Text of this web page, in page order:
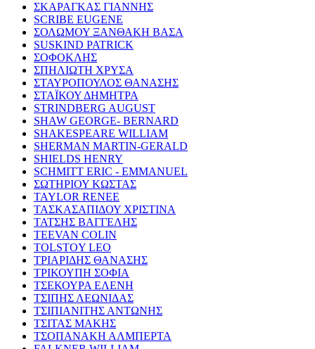
ΣΚΑΡΑΓΚΑΣ ΓΙΑΝΝΗΣ
SCRIBE EUGENE
ΣΟΛΩΜΟΥ ΞΑΝΘΑΚΗ ΒΑΣΑ
SUSKIND PATRICK
ΣΟΦΟΚΛΗΣ
ΣΠΗΛΙΩΤΗ ΧΡΥΣΑ
ΣΤΑΥΡΟΠΟΥΛΟΣ ΘΑΝΑΣΗΣ
ΣΤΑΪΚΟΥ ΔΗΜΗΤΡΑ
STRINDBERG AUGUST
SHAW GEORGE- BERNARD
SHAKESPEARE WILLIAM
SHERMAN MARTIN-GERALD
SHIELDS HENRY
SCHMITT ERIC - EMMANUEL
ΣΩΤΗΡΙΟΥ ΚΩΣΤΑΣ
TAYLOR RENEE
ΤΑΣΚΑΣΑΠΙΔΟΥ ΧΡΙΣΤΙΝΑ
ΤΑΤΣΗΣ ΒΑΓΓΕΛΗΣ
TEEVAN COLIN
TOLSTOY LEO
ΤΡΙΑΡΙΔΗΣ ΘΑΝΑΣΗΣ
ΤΡΙΚΟΥΠΗ ΣΟΦΙΑ
ΤΣΕΚΟΥΡΑ ΕΛΕΝΗ
ΤΣΙΠΗΣ ΛΕΩΝΙΔΑΣ
ΤΣΙΠΙΑΝΙΤΗΣ ΑΝΤΩΝΗΣ
ΤΣΙΤΑΣ ΜΑΚΗΣ
ΤΣΟΠΑΝΑΚΗ ΑΛΜΠΕΡΤΑ